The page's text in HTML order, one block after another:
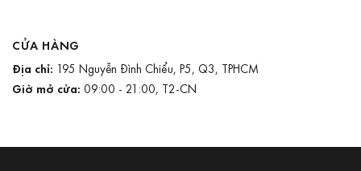
CỬA HÀNG
Địa chỉ: 195 Nguyễn Đình Chiểu, P5, Q3, TPHCM
Giờ mở cửa: 09:00 - 21:00, T2-CN